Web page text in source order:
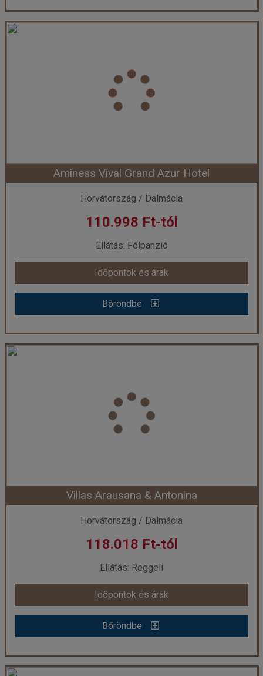
Falkensteiner Club Funimation Borik - 3 éjszakás
Város:Zadar
Utazás módja:
Egyénileg
Ellátás:
Félpanzió
Szálláskategória:Hotel ****
Időpont: 2026-11-02 | 3 éj
már 106.679 Ft-tól
Időpontok és árak
Bőröndbe
Aminess Vival Grand Azur Hotel
Horvátország / Dalmácia
110.998 Ft-tól
Ellátás: Félpanzió
Időpontok és árak
Bőröndbe
Aminess Vival Grand Azur Hotel
Város:Orebic
Utazás módja:
Egyénileg
Ellátás:
Félpanzió
Szálláskategória:Hotel ****
Időpont: 2027-03-26 | 3 éj
már 110.998 Ft-tól
Időpontok és árak
Bőröndbe
Villas Arausana & Antonina
Horvátország / Dalmácia
118.018 Ft-tól
Ellátás: Reggeli
Időpontok és árak
Bőröndbe
Villas Arausana & Antonina